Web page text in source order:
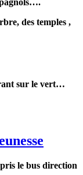
des temples ,
sur le vert…
le bus direction